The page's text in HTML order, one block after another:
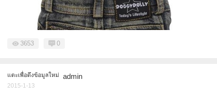
3653 0
แตะเพื่อดึงข้อมูลใหม่ admin
2015-1-13